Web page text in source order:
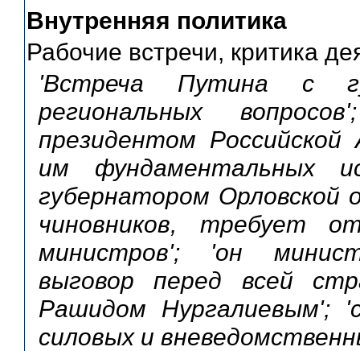
Внутренняя политика
Рабочие встречи, критика
'Встреча Путина с
региональных
президентом Российской
им фундаментальных
губернатором Орловской
чиновников, требует
министров'; 'он
выговор перед всей
Рашидом Нургалиевым';
силовых и